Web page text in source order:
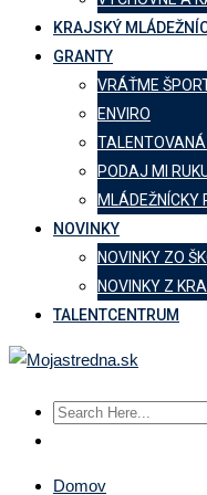
KRAJSKÝ
GRANTY
VRÁŤME
ENVIRO
PODAJ MI
MLÁDEŽNÍCKY
NOVINKY
NOVINKY ZO
NOVINKY Z
TALENTCENTRUM
Domov